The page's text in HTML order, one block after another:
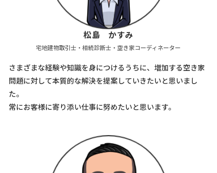
松島 かすみ
宅地建物取引士・相続診断士・空き家コーディネーター
さまざまな経験や知識を身につけるうちに、増加する空き家
問題に対して本質的な解決を提案していきたいと思いまし
た。
常にお客様に寄り添い仕事に努めたいと思います。